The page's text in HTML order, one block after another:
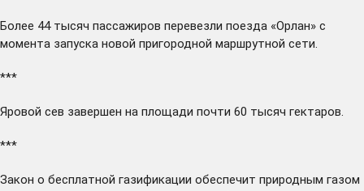
Более 44 тысяч пассажиров перевезли поезда «Орлан» с
момента запуска новой пригородной маршрутной сети.
***
Яровой сев завершен на площади почти 60 тысяч гектаров.
***
Закон о бесплатной газификации обеспечит природным газом